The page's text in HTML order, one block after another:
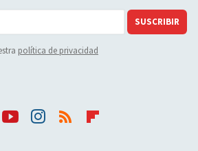
SUSCRIBIR
política de privacidad